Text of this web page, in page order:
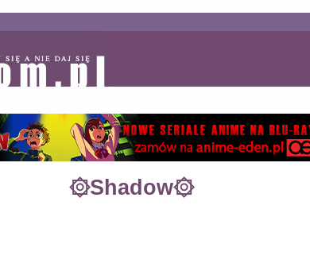
۞Shadow۞